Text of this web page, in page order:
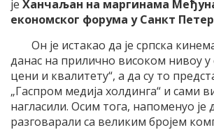
је Ханчаљан на маргинама
економског форума у Санкт
Он је истакао да је српска
данас на прилично високом нивоу у
цени и квалитету“, а да су то
„Гаспром медија холдинга“ и сами
нагласили. Осим тога, напоменуо је
разговарали са великим бројем